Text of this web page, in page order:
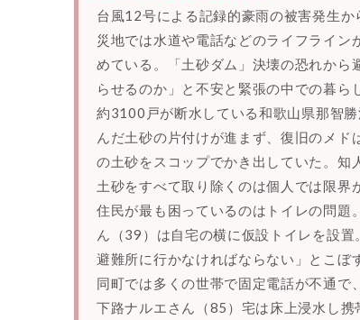
台風12号による記録的豪雨の被害発生
災地では水道や電話などのライフライン
めている。「土砂ダム」決壊の恐れから
らせるのか」と不安と緊張の中での暮ら
約3100戸が断水している和歌山県那智
んだ土砂の片付けが進まず、復旧のメ
の土砂をスコップでかき出していた。
土砂をすべて取り除くのは個人では限界
住民が最も困っているのはトイレの問題
ん（39）は自宅の横に仮設トイレを設
避難所に行かなければならない」とこぼ
同町では多くの世帯で固定電話が不通
下路ナルエさん（85）宅は床上浸水し